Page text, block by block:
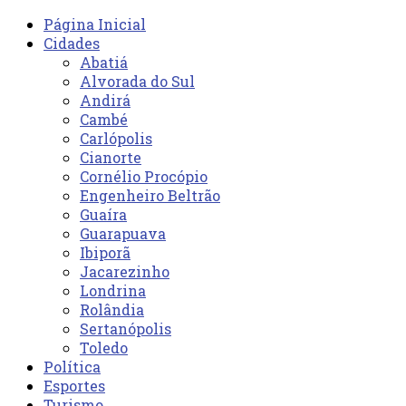
Página Inicial
Cidades
Abatiá
Alvorada do Sul
Andirá
Cambé
Carlópolis
Cianorte
Cornélio Procópio
Engenheiro Beltrão
Guaíra
Guarapuava
Ibiporã
Jacarezinho
Londrina
Rolândia
Sertanópolis
Toledo
Política
Esportes